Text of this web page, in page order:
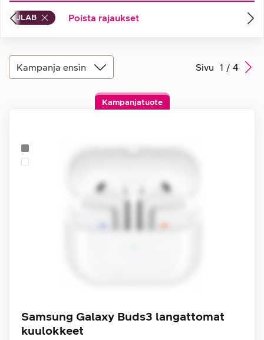
JLAB Poista rajaukset
Kampanja ensin Sivu 1 / 4
Kampanjatuote
Samsung Galaxy Buds3 langattomat
kuulokkeet